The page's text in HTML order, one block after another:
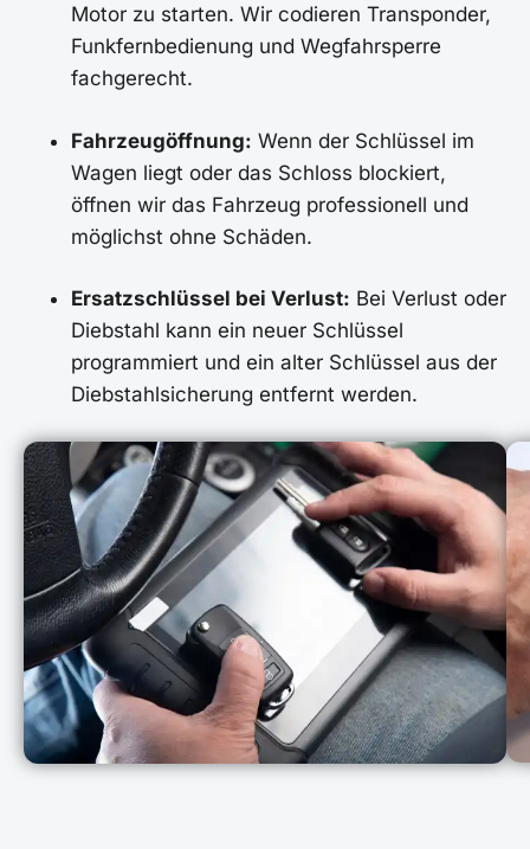
Motor zu starten. Wir codieren Transponder,
Funkfernbedienung und Wegfahrsperre
fachgerecht.
Fahrzeugöffnung: Wenn der Schlüssel im
Wagen liegt oder das Schloss blockiert,
öffnen wir das Fahrzeug professionell und
möglichst ohne Schäden.
Ersatzschlüssel bei Verlust: Bei Verlust oder
Diebstahl kann ein neuer Schlüssel
programmiert und ein alter Schlüssel aus der
Diebstahlsicherung entfernt werden.